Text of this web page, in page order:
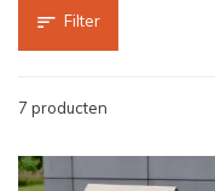
Filter
7 producten